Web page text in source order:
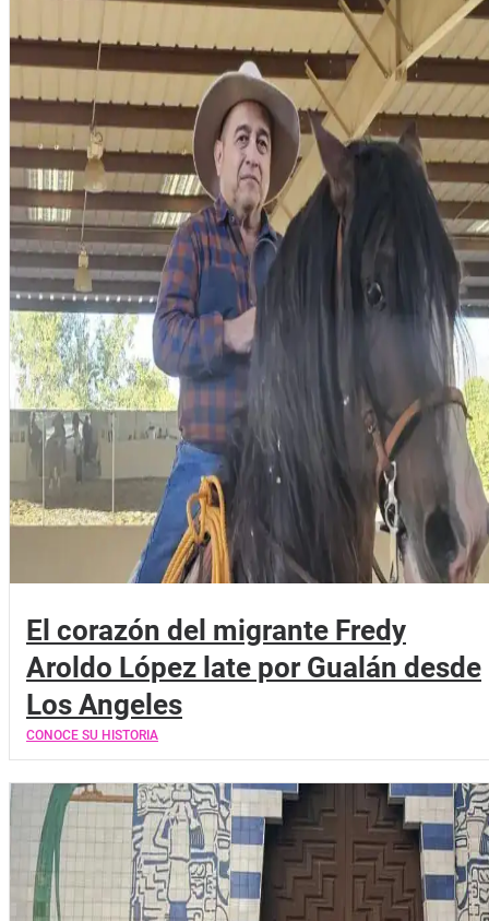
El corazón del migrante Fredy
Aroldo López late por Gualán desde
Los Angeles
CONOCE SU HISTORIA